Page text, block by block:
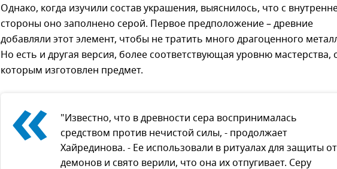
Однако, когда изучили состав украшения, выяснилось, что с
стороны оно заполнено серой. Первое предположение – древние
добавляли этот элемент, чтобы не тратить много драгоценного
Но есть и другая версия, более соответствующая уровню мастерства, с
которым изготовлен предмет.
«
"Известно, что в древности сера воспринималась
средством против нечистой силы, - продолжает
Хайрединова. - Ее использовали в ритуалах для защиты от
демонов и свято верили, что она их отпугивает. Серу